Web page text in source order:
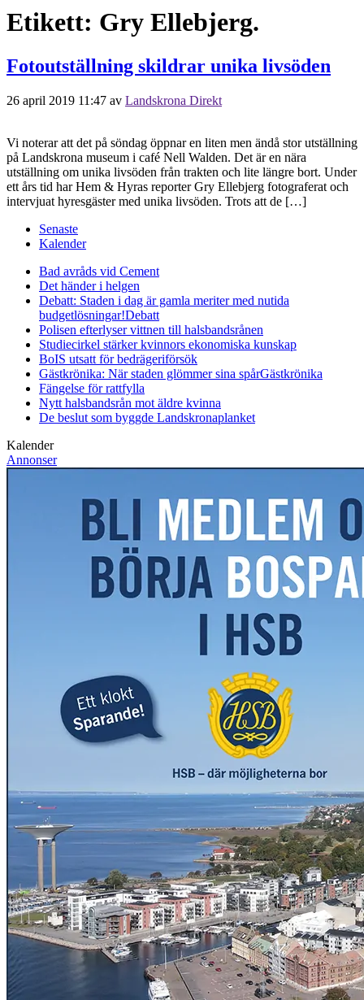
Etikett: Gry Ellebjerg.
Fotoutställning skildrar unika livsöden
26 april 2019 11:47 av Landskrona Direkt
Vi noterar att det på söndag öppnar en liten men ändå stor utställning
på Landskrona museum i café Nell Walden. Det är en nära
utställning om unika livsöden från trakten och lite längre bort. Under
ett års tid har Hem & Hyras reporter Gry Ellebjerg fotograferat och
intervjuat hyresgäster med unika livsöden. Trots att de […]
Senaste
Kalender
Bad avråds vid Cement
Det händer i helgen
Debatt: Staden i dag är gamla meriter med nutida
budgetlösningar!Debatt
Polisen efterlyser vittnen till halsbandsrånen
Studiecirkel stärker kvinnors ekonomiska kunskap
BoIS utsatt för bedrägeriförsök
Gästkrönika: När staden glömmer sina spårGästkrönika
Fängelse för rattfylla
Nytt halsbandsrån mot äldre kvinna
De beslut som byggde Landskronaplanket
Kalender
Annonser